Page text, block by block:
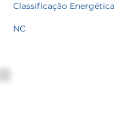
Classificação Energética
NC